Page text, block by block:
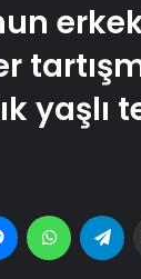
yaşlı
MessengerWhatsApp